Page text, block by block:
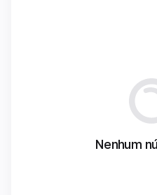
Nenhum